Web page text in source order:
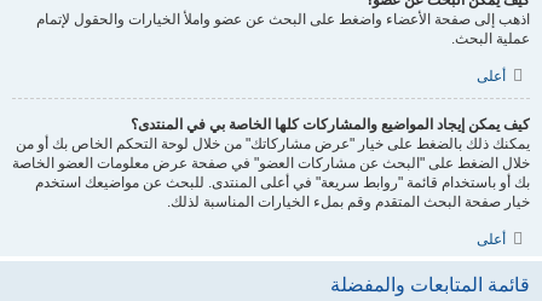
اذهب إلى صفحة الأعضاء واضغط على البحث عن عضو واملأ الخيارات والحقول لإتمام
عملية البحث.
أعلى
كيف يمكن إيجاد المواضيع والمشاركات كلها الخاصة بي في المنتدى؟
يمكنك ذلك بالضغط على خيار "عرض مشاركاتك" من خلال لوحة التحكم الخاص بك أو من
خلال الضغط على "البحث عن مشاركات العضو" في صفحة عرض معلومات العضو الخاصة
بك أو باستخدام قائمة "روابط سريعة" في أعلى المنتدى. للبحث عن مواضيعك استخدم
خيار صفحة البحث المتقدم وقم بملء الخيارات المناسبة لذلك.
أعلى
قائمة المتابعات والمفضلة